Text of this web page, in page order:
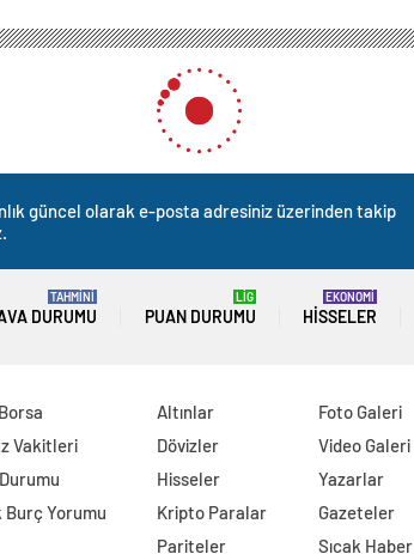
güncel olarak e-posta adresiniz üzerinden takip
DURUMU
TAHMİNİ
PUAN DURUMU
LİG
HISSELER
EKONOMİ
Vakitleri
Burç Yorumu
Altınlar
Dövizler
Hisseler
Kripto Paralar
Pariteler
Foto Galeri
Video Galeri
Yazarlar
Gazeteler
Sıcak Haber